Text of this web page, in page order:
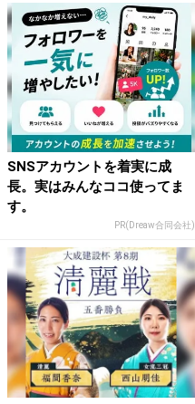
SNSアカウントを着実に成
長。実はみんなココ使ってま
す。
PR(Dreaw合同会社)